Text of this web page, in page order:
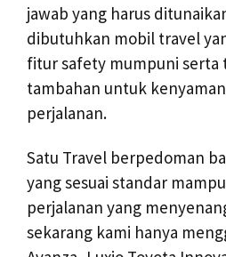
jawab yang harus
dibutuhkan mobil travel
fitur safety mumpuni serta
tambahan untuk
perjalanan.
Satu Travel berpedoman
yang sesuai standar
perjalanan yang
sekarang kami hanya